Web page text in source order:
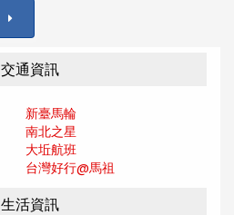
交通資訊
新臺馬輪
南北之星
大坵航班
台灣好行@馬祖
生活資訊